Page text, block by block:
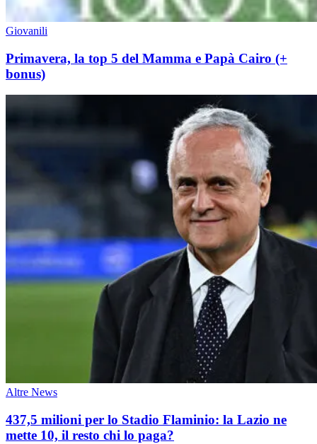
Giovanili
Primavera, la top 5 del Mamma e Papà Cairo (+
bonus)
Altre News
437,5 milioni per lo Stadio Flaminio: la Lazio ne
mette 10, il resto chi lo paga?